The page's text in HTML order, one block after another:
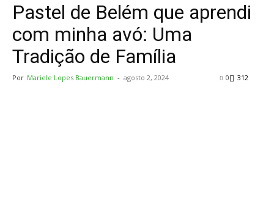
Pastel de Belém que aprendi
com minha avó: Uma
Tradição de Família
Por Mariele Lopes Bauermann - agosto 2, 2024 312
0